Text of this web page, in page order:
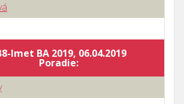
Imet BA 2019, 06.04.2019
Poradie: